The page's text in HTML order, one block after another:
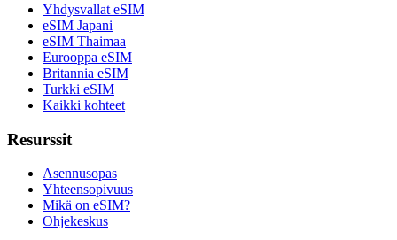
Yhdysvallat eSIM
eSIM Japani
eSIM Thaimaa
Eurooppa eSIM
Britannia eSIM
Turkki eSIM
Kaikki kohteet
Resurssit
Asennusopas
Yhteensopivuus
Mikä on eSIM?
Ohjekeskus